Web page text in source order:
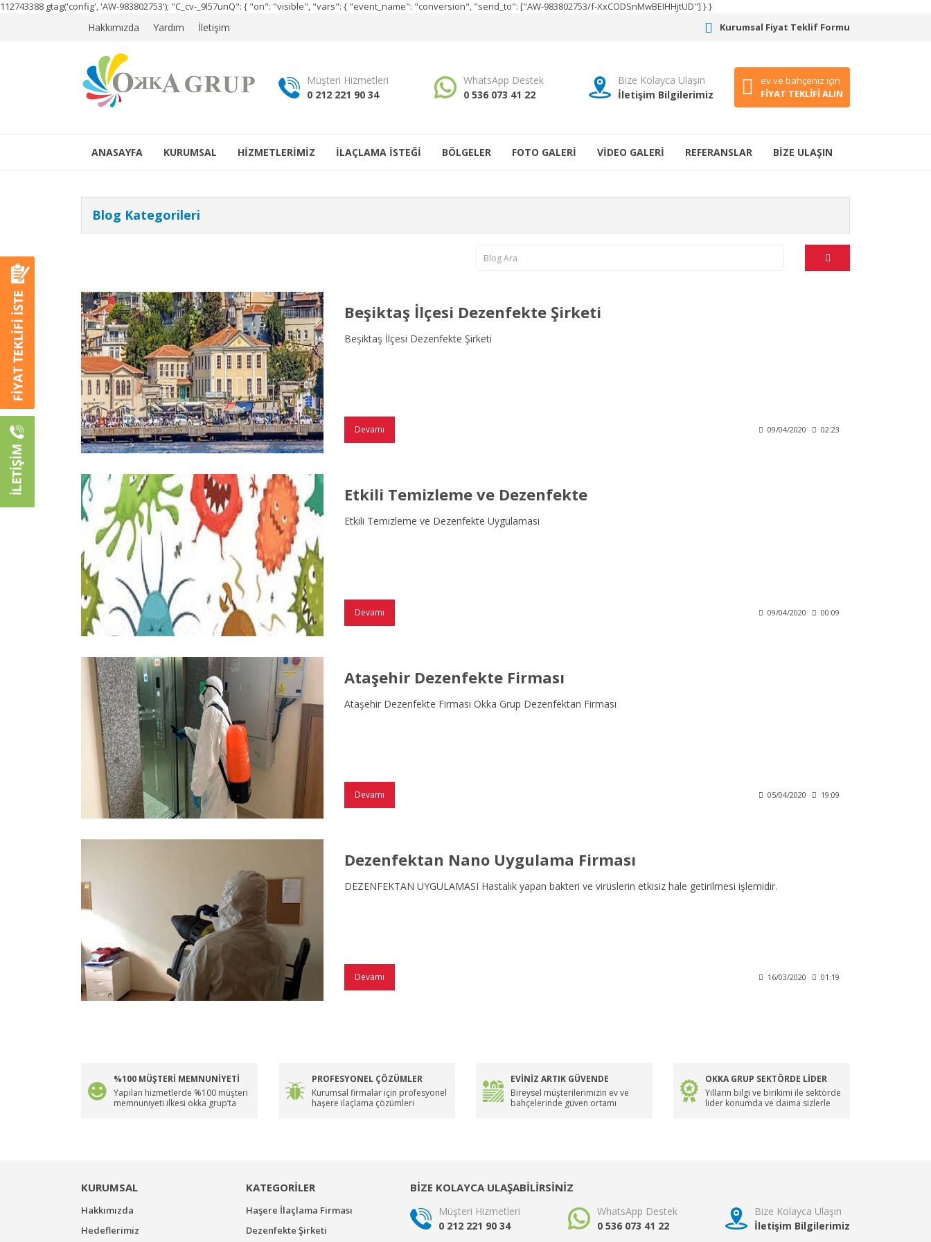
112743388 gtag('config', 'AW-983802753'); "C_cv-_9l57unQ": { "on": "visible", "vars": { "event_name": "conversion", "send_to": ["AW-983802753/f-XxCODSnMwBEIHHjtUD"] } }
Hakkımızda Yardım İletişim Kurumsal Fiyat Teklif Formu
Müşteri Hizmetleri
0 212 221 90 34
WhatsApp Destek
0 536 073 41 22
Bize Kolayca Ulaşın
İletişim Bilgilerimiz
ev ve bahçeniz için
FİYAT TEKLİFİ ALIN
ANASAYFA KURUMSAL HİZMETLERİMİZ İLAÇLAMA İSTEĞİ BÖLGELER FOTO GALERİ VİDEO GALERİ REFERANSLAR BİZE ULAŞIN
Blog Kategorileri
Beşiktaş İlçesi Dezenfekte Şirketi
Beşiktaş İlçesi Dezenfekte Şirketi
Devamı 09/04/2020 02:23
Etkili Temizleme ve Dezenfekte
Etkili Temizleme ve Dezenfekte Uygulaması
Devamı 09/04/2020 00:09
Ataşehir Dezenfekte Firması
Ataşehir Dezenfekte Firması Okka Grup Dezenfektan Firması
Devamı 05/04/2020 19:09
Dezenfektan Nano Uygulama Firması
DEZENFEKTAN UYGULAMASI Hastalık yapan bakteri ve virüslerin etkisiz hale getirilmesi işlemidir.
Devamı 16/03/2020 01:19
%100 MÜŞTERİ MEMNUNİYETİ
Yapılan hizmetlerde %100 müşteri
memnuniyeti ilkesi okka grup’ta
PROFESYONEL ÇÖZÜMLER
Kurumsal firmalar için profesyonel
haşere ilaçlama çözümleri
EVİNİZ ARTIK GÜVENDE
Bireysel müşterilerimizin ev ve
bahçelerinde güven ortamı
OKKA GRUP SEKTÖRDE LİDER
Yılların bilgi ve birikimi ile sektörde
lider konumda ve daima sizlerle
KURUMSAL
Hakkımızda
Hedeflerimiz
KATEGORİLER
Haşere İlaçlama Firması
Dezenfekte Şirketi
BİZE KOLAYCA ULAŞABİLİRSİNİZ
Müşteri Hizmetleri
0 212 221 90 34
WhatsApp Destek
0 536 073 41 22
Bize Kolayca Ulaşın
İletişim Bilgilerimiz